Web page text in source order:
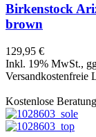
Birkenstock
brown
129,95 €
Inkl. 19% MwSt.,
Versandkostenfreie
Kostenlose